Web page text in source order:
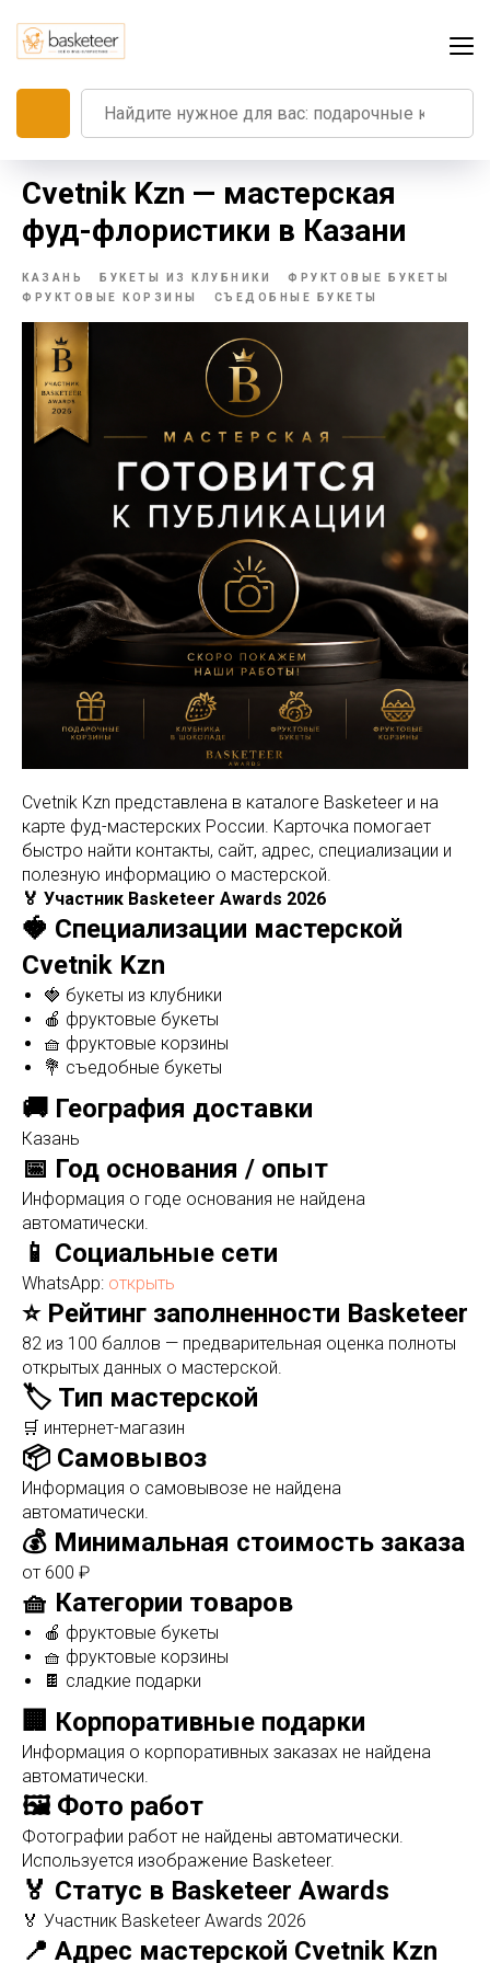
Cvetnik Kzn — мастерская
фуд-флористики в Казани
КАЗАНЬ БУКЕТЫ ИЗ КЛУБНИКИ
ФРУКТОВЫЕ БУКЕТЫ
ФРУКТОВЫЕ КОРЗИНЫ
СЪЕДОБНЫЕ БУКЕТЫ
Cvetnik Kzn представлена в каталоге Basketeer и на
карте фуд-мастерских России. Карточка помогает
быстро найти контакты, сайт, адрес, специализации и
полезную информацию о мастерской.
🏅 Участник Basketeer Awards 2026
🍓 Специализации мастерской
Cvetnik Kzn
🍓 букеты из клубники
🍎 фруктовые букеты
🧺 фруктовые корзины
💐 съедобные букеты
🚚 География доставки
Казань
📅 Год основания / опыт
Информация о годе основания не найдена
автоматически.
📱 Социальные сети
WhatsApp: открыть
⭐ Рейтинг заполненности Basketeer
82 из 100 баллов — предварительная оценка полноты
открытых данных о мастерской.
🏷️ Тип мастерской
🛒 интернет-магазин
📦 Самовывоз
Информация о самовывозе не найдена
автоматически.
💰 Минимальная стоимость заказа
от 600 ₽
🧺 Категории товаров
🍎 фруктовые букеты
🧺 фруктовые корзины
🍫 сладкие подарки
🏢 Корпоративные подарки
Информация о корпоративных заказах не найдена
автоматически.
🖼️ Фото работ
Фотографии работ не найдены автоматически.
Используется изображение Basketeer.
🏅 Статус в Basketeer Awards
🏅 Участник Basketeer Awards 2026
📍 Адрес мастерской Cvetnik Kzn